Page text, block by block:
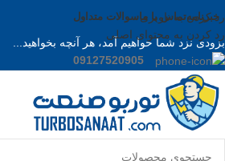
رد کردن به ناوبری
رد کردن به محتوای اصلی
خبرنامهتماس با ماسوالات متداول
بزودی نزد شما خواهیم آمد، هر آنچه بخواهید...
09127520905